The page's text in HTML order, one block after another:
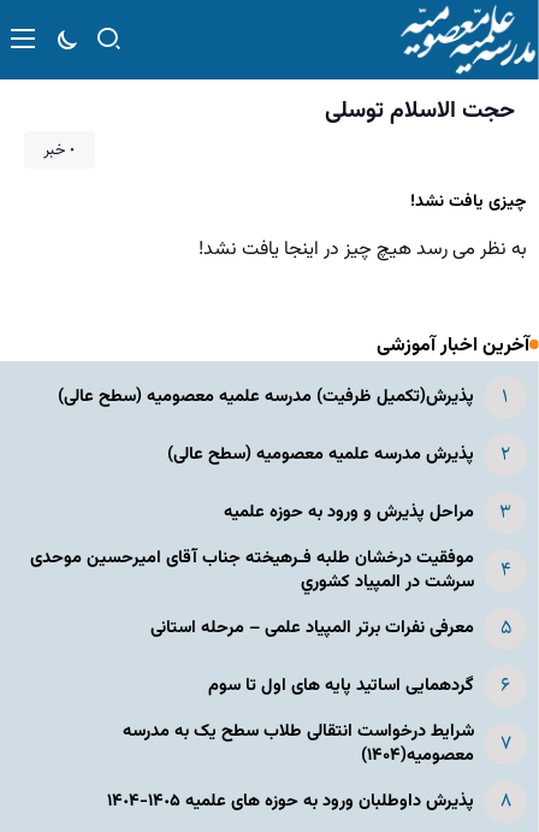
حجت الاسلام توسلی
۰ خبر
چیزی یافت نشد!
به نظر می رسد هیچ چیز در اینجا یافت نشد!
آخرین اخبار آموزشی
پذیرش(تکمیل ظرفیت) مدرسه علمیه معصومیه‌ (سطح عالی)
پذیرش مدرسه علمیه معصومیه‌ (سطح عالی)
مراحل پذیرش و ورود به حوزه علمیه
موفقیت درخشان طلبه فـرهیخته جناب آقای امیرحسین موحدی
سرشت در المپياد كشوري
معرفی نفرات برتر المپیاد علمی – مرحله استانی
گردهمایی اساتید پایه های اول تا سوم
شرایط درخواست انتقالی طلاب سطح یک به مدرسه
معصومیه(۱۴۰۴)
پذیرش داوطلبان ورود به حوزه های علمیه ١۴٠۵-١۴٠۴